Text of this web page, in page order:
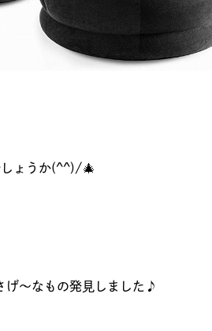
しょうか(^^)/🎄
～なもの発見しました♪